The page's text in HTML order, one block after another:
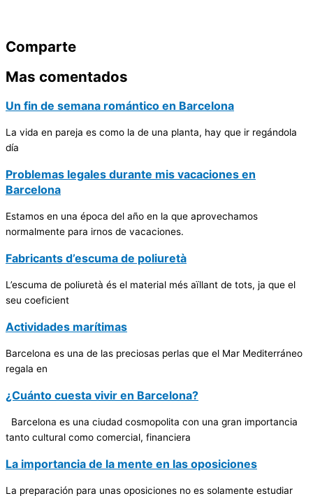
Comparte
Mas comentados
Un fin de semana romántico en Barcelona
La vida en pareja es como la de una planta, hay que ir regándola
día
Problemas legales durante mis vacaciones en
Barcelona
Estamos en una época del año en la que aprovechamos
normalmente para irnos de vacaciones.
Fabricants d’escuma de poliuretà
L’escuma de poliuretà és el material més aïllant de tots, ja que el
seu coeficient
Actividades marítimas
Barcelona es una de las preciosas perlas que el Mar Mediterráneo
regala en
¿Cuánto cuesta vivir en Barcelona?
Barcelona es una ciudad cosmopolita con una gran importancia
tanto cultural como comercial, financiera
La importancia de la mente en las oposiciones
La preparación para unas oposiciones no es solamente estudiar